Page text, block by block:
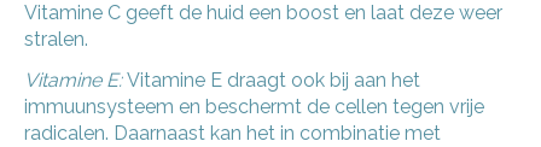
Vitamine C geeft de huid een boost en laat deze weer
stralen.
Vitamine E:Vitamine E draagt ook bij aan het
immuunsysteem en beschermt de cellen tegen vrije
radicalen. Daarnaast kan het in combinatie met